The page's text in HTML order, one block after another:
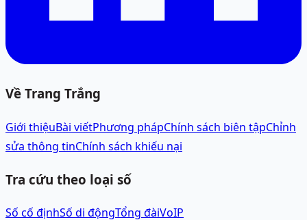
Về Trang Trắng
Giới thiệuBài viếtPhương phápChính sách biên tậpChỉnh
sửa thông tinChính sách khiếu nại
Tra cứu theo loại số
Số cố địnhSố di độngTổng đàiVoIP